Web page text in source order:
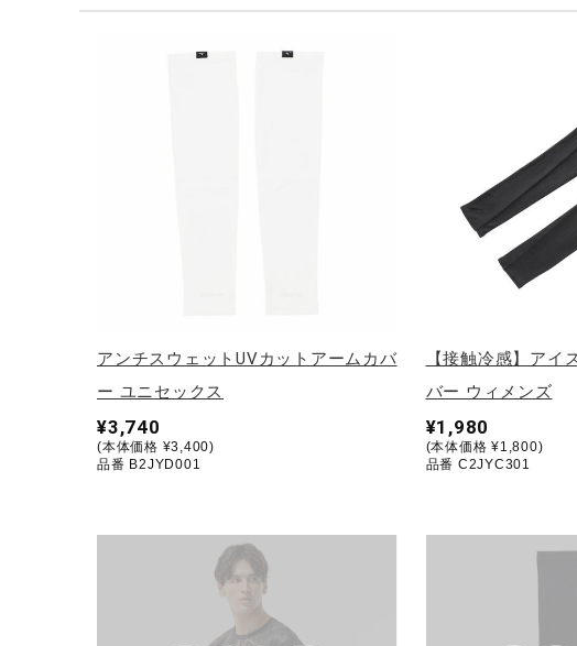
インナー
寝具／ミズノスリープ
サポーター
健康／エクササイズ
アンチスウェットUVカットアームカバ
ー ユニセックス
¥3,740
(本体価格 ¥3,400)
品番 B2JYD001
【接触冷感】アイ
バー ウィメンズ
¥1,980
(本体価格 ¥1,800)
品番 C2JYC301